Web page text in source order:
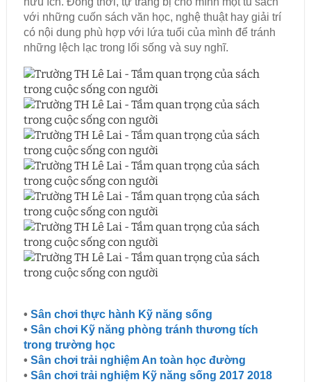
với những cuốn sách văn học, nghệ thuật hay giải trí
có nội dung phù hợp với lứa tuổi của mình để tránh
những lệch lạc trong lối sống và suy nghĩ.
• Sân chơi thực hành Kỹ năng sống
• Sân chơi Kỹ năng phòng tránh thương tích
trong trường học
• Sân chơi trải nghiệm An toàn học đường
• Sân chơi trải nghiệm Kỹ năng sống 2017 2018